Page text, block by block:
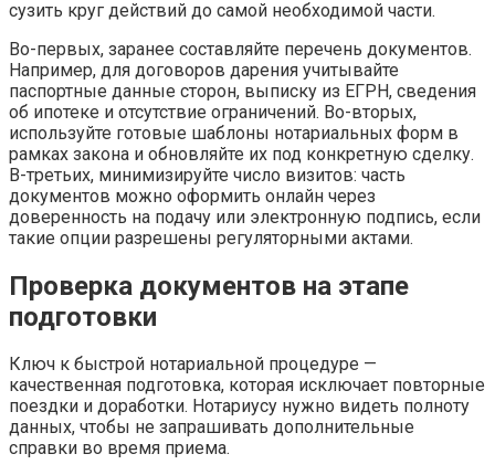
сузить круг действий до самой необходимой части.
Во-первых, заранее составляйте перечень документов.
Например, для договоров дарения учитывайте
паспортные данные сторон, выписку из ЕГРН, сведения
об ипотеке и отсутствие ограничений. Во-вторых,
используйте готовые шаблоны нотариальных форм в
рамках закона и обновляйте их под конкретную сделку.
В-третьих, минимизируйте число визитов: часть
документов можно оформить онлайн через
доверенность на подачу или электронную подпись, если
такие опции разрешены регуляторными актами.
Проверка документов на этапе
подготовки
Ключ к быстрой нотариальной процедуре —
качественная подготовка, которая исключает повторные
поездки и доработки. Нотариусу нужно видеть полноту
данных, чтобы не запрашивать дополнительные
справки во время приема.